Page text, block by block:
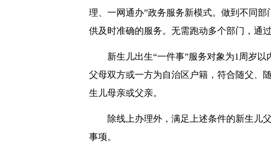
理、一网通办”政务服务新模式。做到不同
供及时准确的服务。无需跑动多个部门，通
新生儿出生“一件事”服务对象为1周岁
父母双方或一方为自治区户籍，符合随父、
生儿母亲或父亲。
除线上办理外，满足上述条件的新生儿
事项。